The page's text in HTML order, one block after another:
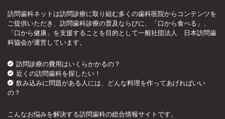
訪問歯科ネットは訪問診療に取り組む多くの歯科医院からコンテンツを
ご提供いただき、訪問歯科診療の普及ならびに、「口から食べる」、
「口から健康」を支援することを目的として一般社団法人 日本訪問歯
科協会が運営しています。
訪問診療の費用はいくらかかるの？
近くの訪問歯科を探したい！
飲み込みに問題がある人には、どんな料理を作ってあげればいい
の？
こんなお悩みを解決する訪問歯科の総合情報サイトです。